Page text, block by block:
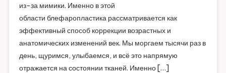
из-за мимики. Именно в этой
области блефаропластика рассматривается как
эффективный способ коррекции возрастных и
анатомических изменений век. Мы моргаем тысячи раз в
день, щуримся, улыбаемся, и всё это напрямую
отражается на состоянии тканей. Именно […]